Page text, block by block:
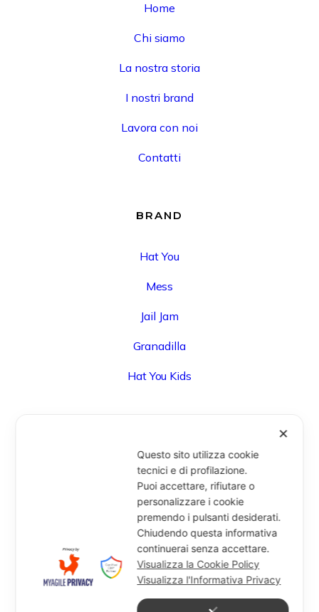
Home
Chi siamo
La nostra storia
I nostri brand
Lavora con noi
Contatti
BRAND
Hat You
Mess
Jail Jam
Granadilla
Hat You Kids
Via Degli Speziali, 161 (Blocco 32 Centergross) -
40050 Funo di Argelato (BO) - Italy
info@miragesrl.com
+39 051 8651711
✕
Questo sito utilizza cookie
tecnici e di profilazione.
Puoi accettare, rifiutare o
personalizzare i cookie
premendo i pulsanti desiderati.
Chiudendo questa informativa
continuerai senza accettare.
Visualizza la Cookie Policy
Visualizza l'Informativa Privacy